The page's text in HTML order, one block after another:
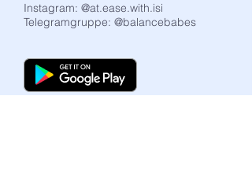
Instagram: @at.ease.with.isi
Telegramgruppe: @balancebabes